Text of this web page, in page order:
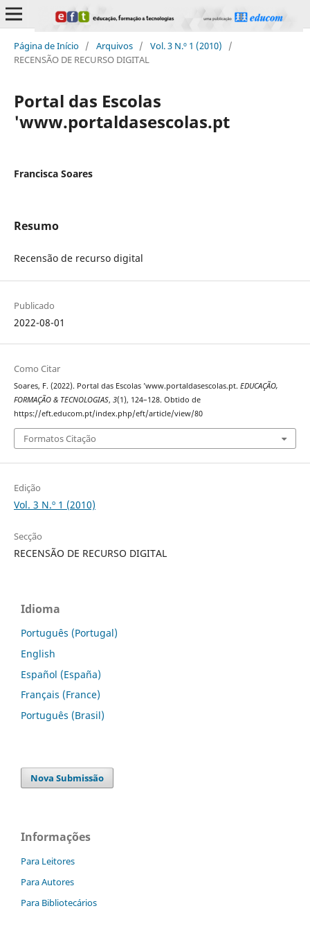
Página de Início / Arquivos / Vol. 3 N.º 1 (2010)
/
RECENSÃO DE RECURSO DIGITAL
Portal das Escolas
'www.portaldasescolas.pt
Francisca Soares
Resumo
Recensão de recurso digital
Publicado
2022-08-01
Como Citar
Soares, F. (2022). Portal das Escolas ’www.portaldasescolas.pt. EDUCAÇÃO,
FORMAÇÃO & TECNOLOGIAS, 3(1), 124–128. Obtido de
https://eft.educom.pt/index.php/eft/article/view/80
Formatos Citação
Edição
Vol. 3 N.º 1 (2010)
Secção
RECENSÃO DE RECURSO DIGITAL
Idioma
Português (Portugal)
English
Español (España)
Français (France)
Português (Brasil)
Nova Submissão
Informações
Para Leitores
Para Autores
Para Bibliotecários